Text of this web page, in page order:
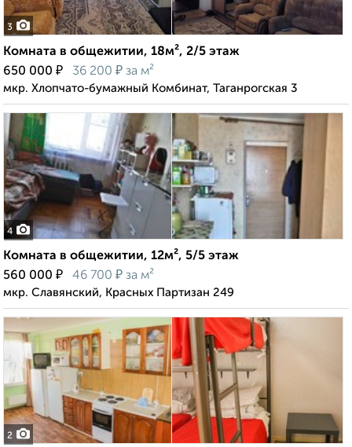
3
Комната в общежитии, 18м², 2/5 этаж
650 000 ₽ 36 200 ₽ за м²
мкр. Хлопчато-бумажный Комбинат, Таганрогская 3
4
Комната в общежитии, 12м², 5/5 этаж
560 000 ₽ 46 700 ₽ за м²
мкр. Славянский, Красных Партизан 249
2